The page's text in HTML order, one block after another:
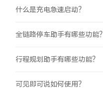
什么是充电急速启动？
全链路停车助手有哪些功能？
行程规划助手有哪些功能？
可见即可说如何使用？